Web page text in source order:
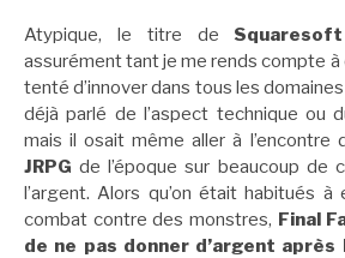
Atypique, le titre de
assurément tant je me rends compte à
tenté d’innover dans tous les
déjà parlé de l’aspect technique ou
mais il osait même aller à l’encontre
JRPGde l’époque sur beaucoup de
l’argent. Alors qu’on était habitués
combat contre des monstres, Final
de ne pas donner d’argent